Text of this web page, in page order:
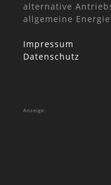
alternative
allgemeine
Impressum
Datenschutz
Anzeige: